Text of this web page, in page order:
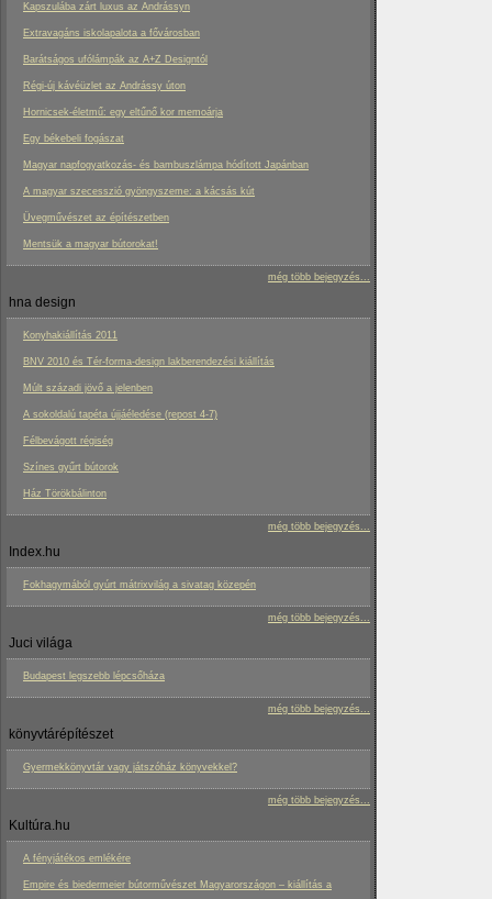
Kapszulába zárt luxus az Andrássyn
Extravagáns iskolapalota a fővárosban
Barátságos ufólámpák az A+Z Designtól
Régi-új kávéüzlet az Andrássy úton
Hornicsek-életmű: egy eltűnő kor memoárja
Egy békebeli fogászat
Magyar napfogyatkozás- és bambuszlámpa hódított Japánban
A magyar szecesszió gyöngyszeme: a kácsás kút
Üvegművészet az építészetben
Mentsük a magyar bútorokat!
még több bejegyzés...
hna design
Konyhakiállítás 2011
BNV 2010 és Tér-forma-design lakberendezési kiállítás
Múlt századi jövő a jelenben
A sokoldalú tapéta újjáéledése (repost 4-7)
Félbevágott régiség
Színes gyűrt bútorok
Ház Törökbálinton
még több bejegyzés...
Index.hu
Fokhagymából gyúrt mátrixvilág a sivatag közepén
még több bejegyzés...
Juci világa
Budapest legszebb lépcsőháza
még több bejegyzés...
könyvtárépítészet
Gyermekkönyvtár vagy játszóház könyvekkel?
még több bejegyzés...
Kultúra.hu
A fényjátékos emlékére
Empire és biedermeier bútorművészet Magyarországon – kiállítás a